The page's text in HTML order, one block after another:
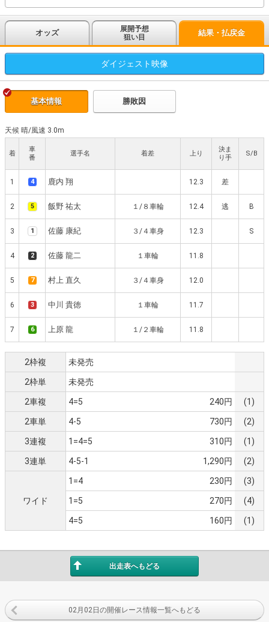
オッズ
展開予想
狙い目
結果・払戻金
ダイジェスト映像
基本情報 勝敗因
天候 晴/風速 3.0m
着
車
番
選手名 着差 上り
決ま
り手
S/B
1 4 鹿内 翔 12.3 差
2 5 飯野 祐太 １/８車輪 12.4 逃 B
3 1 佐藤 康紀 ３/４車身 12.3 S
4 2 佐藤 龍二 １車輪 11.8
5 7 村上 直久 ３/４車身 12.0
6 3 中川 貴徳 １車輪 11.7
7 6 上原 龍 １/２車輪 11.8
2枠複 未発売
2枠単 未発売
2車複 4=5 240円 (1)
2車単 4-5 730円 (2)
3連複 1=4=5 310円 (1)
3連単 4-5-1 1,290円 (2)
ワイド
1=4 230円 (3)
1=5 270円 (4)
4=5 160円 (1)
出走表へもどる
02月02日の開催レース情報一覧へもどる